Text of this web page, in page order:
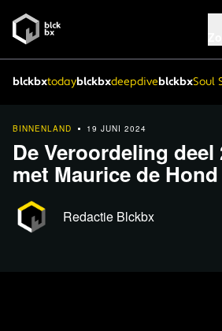
blckbxtodayblckbxdeepdiveblckbxSoul
BINNENLAND 19 JUNI 2024
De Veroordeling
met Maurice de Hond
Redactie Blckbx